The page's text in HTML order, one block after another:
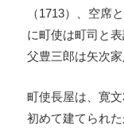
（1713）、空席
に町使は町司と
父豊三郎は矢次
町使長屋は、寛
初めて建てられ